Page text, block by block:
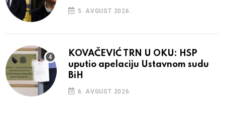
5. AVGUST 2026.
KOVAČEVIĆ TRN U OKU: HSP
uputio apelaciju Ustavnom sudu
BiH
6. AVGUST 2026.